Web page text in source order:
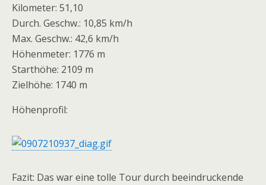
Kilometer: 51,10
Durch. Geschw.: 10,85 km/h
Max. Geschw.: 42,6 km/h
Höhenmeter: 1776 m
Starthöhe: 2109 m
Zielhöhe: 1740 m
Höhenprofil:
Fazit: Das war eine tolle Tour durch beeindruckende